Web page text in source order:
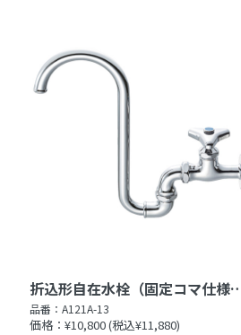
折込形自在水栓（固定
品番： A121A-13
価格：¥10,800(税込¥11,880)